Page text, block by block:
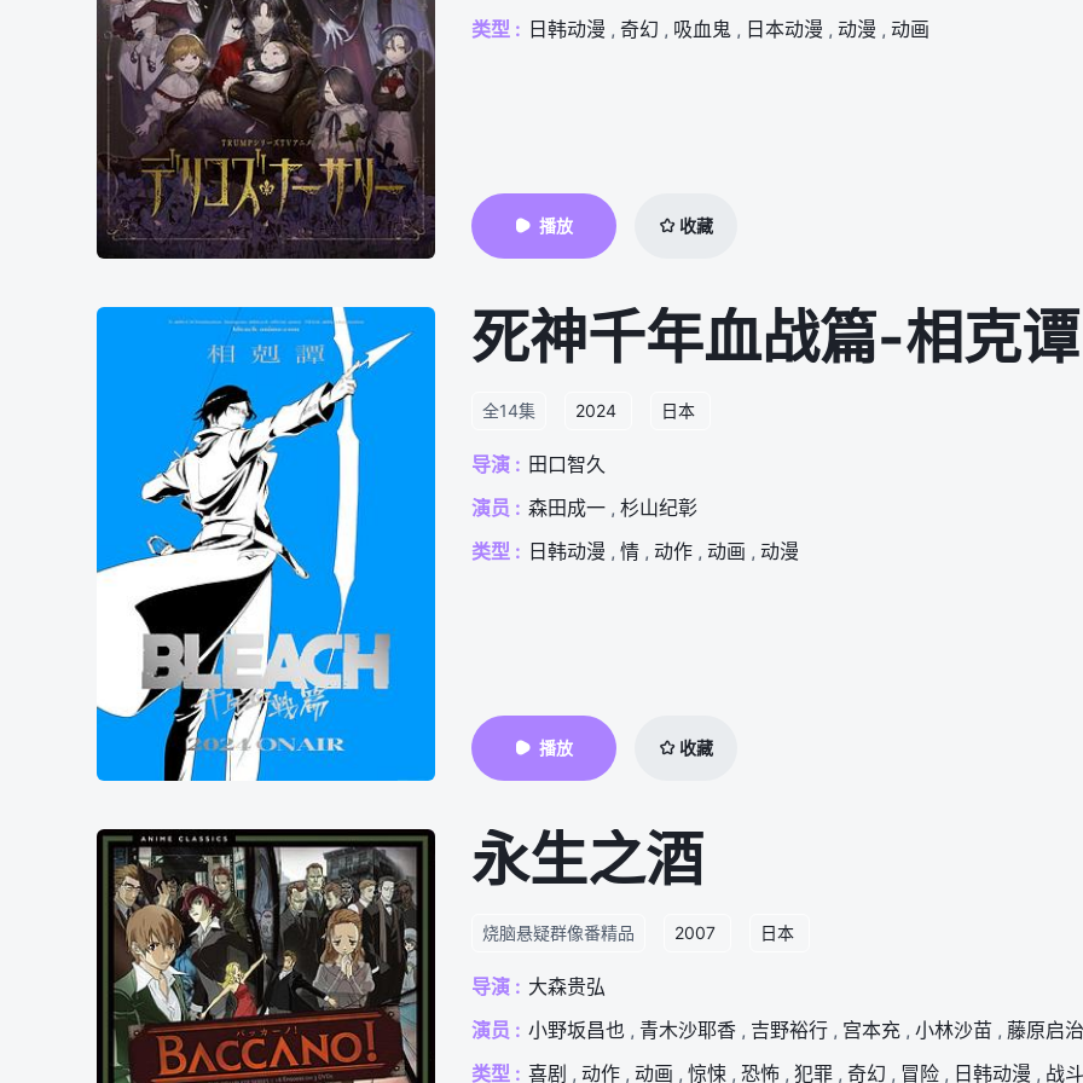
类型 : 日韩动漫 , 奇幻 , 吸血鬼 , 日本动漫 , 动漫 , 动画
播放 收藏
死神千年血战篇-相克
全14集 2024 日本
导演 : 田口智久
演员 : 森田成一 , 杉山纪彰
类型 : 日韩动漫 , 情 , 动作 , 动画 , 动漫
播放 收藏
永生之酒
烧脑悬疑群像番精品 2007 日本
导演 : 大森贵弘
演员 : 小野坂昌也 , 青木沙耶香 , 吉野裕行 , 宫本充 , 小林沙苗 , 藤原启治
类型 : 喜剧 , 动作 , 动画 , 惊悚 , 恐怖 , 犯罪 , 奇幻 , 冒险 , 日韩动漫 , 战斗